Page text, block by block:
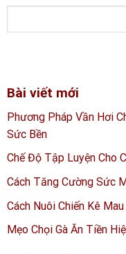
Bài viết mới
Phương Pháp Vần Hơi
Sức Bền
Chế Độ Tập Luyện Cho
Cách Tăng Cường Sức
Cách Nuôi Chiến Kê
Mẹo Chọi Gà Ăn Tiền